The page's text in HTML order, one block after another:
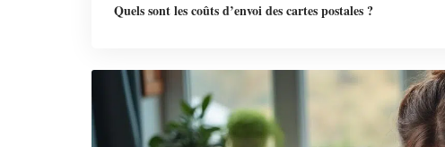
Quels sont les coûts d’envoi des cartes postales ?